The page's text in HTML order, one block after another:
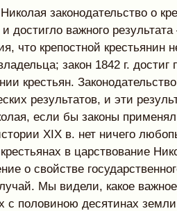
законодательство о
достигло важного
что крепостной крестьянин
закон 1842 г.
крестьян.
результатов, и эти
если бы законы
XIX в. нет ничего
в царствование
о свойстве
Мы видели, какое
с половиною десятинах